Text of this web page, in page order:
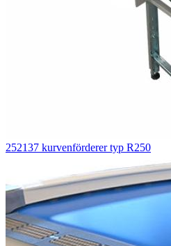
252137 kurvenförderer typ R250